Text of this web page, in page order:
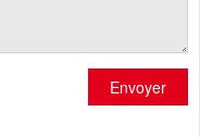
Envoyer